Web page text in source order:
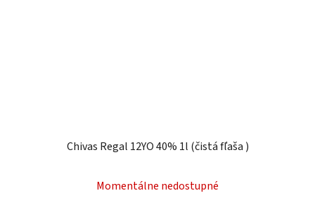
Chivas Regal 12YO 40% 1l (čistá fľaša )
Momentálne nedostupné